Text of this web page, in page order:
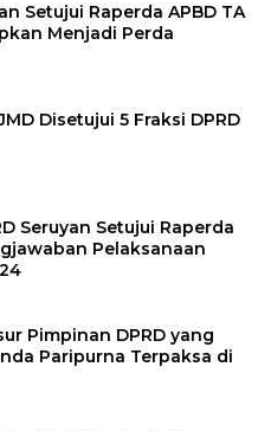
Setujui Raperda APBD TA
Menjadi Perda
Disetujui 5 Fraksi DPRD
Seruyan Setujui Raperda
Pelaksanaan
Pimpinan DPRD yang
Paripurna Terpaksa di